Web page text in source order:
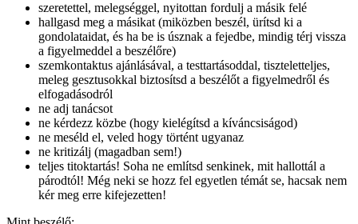
szeretettel, melegséggel, nyitottan fordulj a másik felé
hallgasd meg a másikat (miközben beszél, ürítsd ki a
gondolataidat, és ha be is úsznak a fejedbe, mindig térj vissza
a figyelmeddel a beszélőre)
szemkontaktus ajánlásával, a testtartásoddal, tiszteletteljes,
meleg gesztusokkal biztosítsd a beszélőt a figyelmedről és
elfogadásodról
ne adj tanácsot
ne kérdezz közbe (hogy kielégítsd a kíváncsiságod)
ne meséld el, veled hogy történt ugyanaz
ne kritizálj (magadban sem!)
teljes titoktartás! Soha ne említsd senkinek, mit hallottál a
párodtól! Még neki se hozz fel egyetlen témát se, hacsak nem
kér meg erre kifejezetten!